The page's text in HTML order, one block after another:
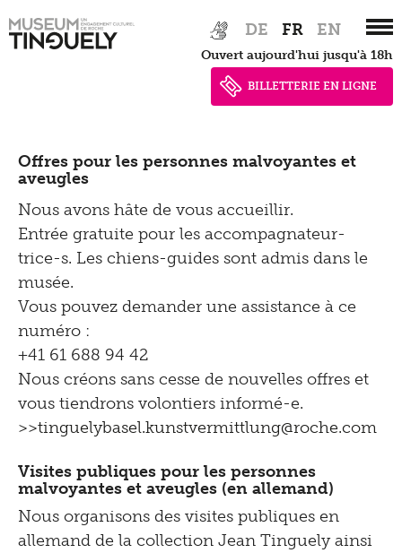
Hauptnavigation
to
DE FR EN
Ouvert aujourd'hui jusqu'à 18h
BILLETTERIE EN LIGNE
Offres pour les personnes malvoyantes et
aveugles
Nous avons hâte de vous accueillir.
Entrée gratuite pour les accompagnateur-
trice-s. Les chiens-guides sont admis dans le
musée.
Vous pouvez demander une assistance à ce
numéro :
+41 61 688 94 42
Nous créons sans cesse de nouvelles offres et
vous tiendrons volontiers informé-e.
>>tinguelybasel.kunstvermittlung@roche.com
Visites publiques pour les personnes
malvoyantes et aveugles (en allemand)
Nous organisons des visites publiques en
allemand de la collection Jean Tinguely ainsi